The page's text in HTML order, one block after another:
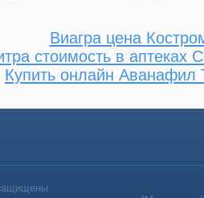
Виагра цена
стоимость в аптеках
Купить онлайн Аванафил